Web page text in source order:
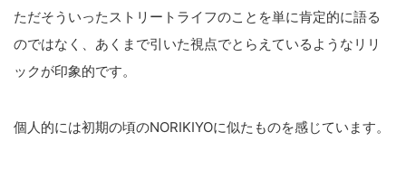
ただそういったストリートライフのことを単に肯定的に語る
のではなく、あくまで引いた視点でとらえているようなリリ
ックが印象的です。
個人的には初期の頃のNORIKIYOに似たものを感じています。